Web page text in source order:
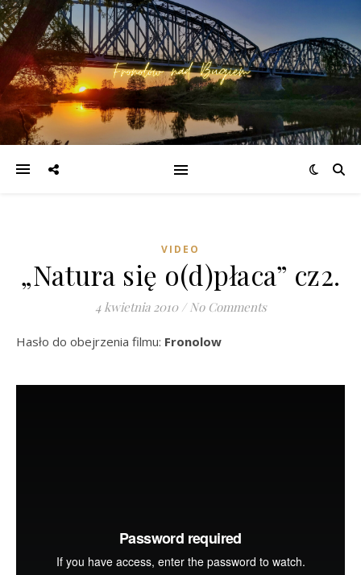
VIDEO
„Natura się o(d)płaca” cz2.
4 kwietnia 2010 / No Comments
Hasło do obejrzenia filmu: Fronolow